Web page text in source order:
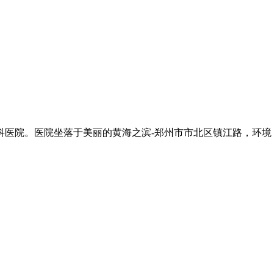
院。医院坐落于美丽的黄海之滨-郑州市市北区镇江路，环境